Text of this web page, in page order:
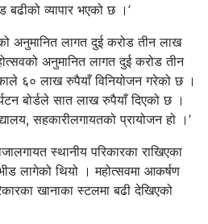
बढीको व्यापार भएको छ ।’
अनुमानित लागत दुई करोड तीन लाख
अनुमानित लागत दुई करोड तीन
६० लाख रुपैयाँ विनियोजन गरेको छ ।
बोर्डले सात लाख रुपैयाँ दिएको छ ।
सहकारीलगायतको प्रायोजन हो ।’
स्थानीय परिकारका राखिएका
लागेको थियो । महोत्सवमा आकर्षण
खानाका स्टलमा बढी देखिएको